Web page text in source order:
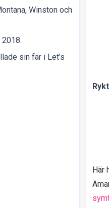
Winston och
sin far i Let’s
Här